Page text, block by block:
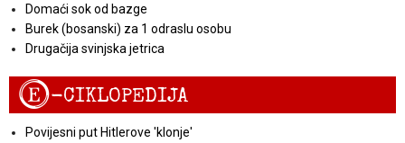
Domaći sok od bazge
Burek (bosanski) za 1 odraslu osobu
Drugačija svinjska jetrica
E-CIKLOPEDIJA
Povijesni put Hitlerove 'klonje'